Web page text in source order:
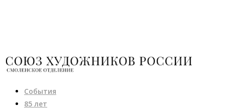
События
85 лет